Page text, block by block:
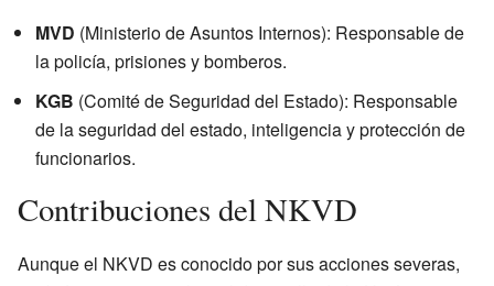
MVD (Ministerio de Asuntos Internos): Responsable de
la policía, prisiones y bomberos.
KGB (Comité de Seguridad del Estado): Responsable
de la seguridad del estado, inteligencia y protección de
funcionarios.
Contribuciones del NKVD
Aunque el NKVD es conocido por sus acciones severas,